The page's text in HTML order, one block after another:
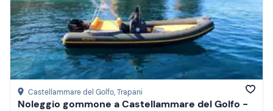
Castellammare del Golfo, Trapani
Noleggio gommone a Castellammare del Golfo -